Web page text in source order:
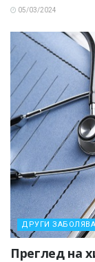
05/03/2024
ДРУГИ
Преглед на